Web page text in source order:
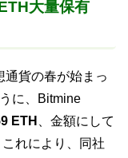
大量保有
通貨の春が始まっ
に、Bitmine
ETH
、金額にして
れにより、同社